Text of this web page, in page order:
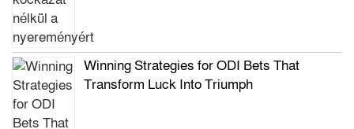
Winning Strategies for ODI Bets That
Transform Luck Into Triumph